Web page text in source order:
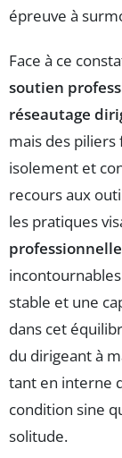
épreuve à
Face à ce
soutien
réseautage
mais des
isolement et
recours aux
les pratiques
professionnelle
stable et une
dans cet
du dirigeant à
tant en interne
condition sine
solitude.